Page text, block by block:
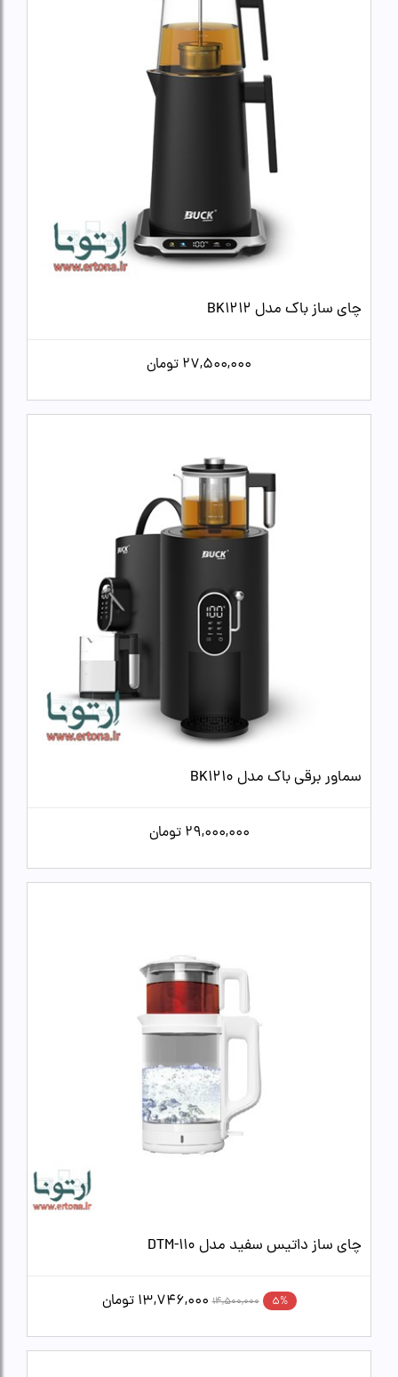
چای ساز باک مدل BK1212
27,500,000 تومان
سماور برقی باک مدل BK1210
29,000,000 تومان
چای ساز داتیس سفید مدل DTM-110
5%
14,500,000
13,746,000 تومان